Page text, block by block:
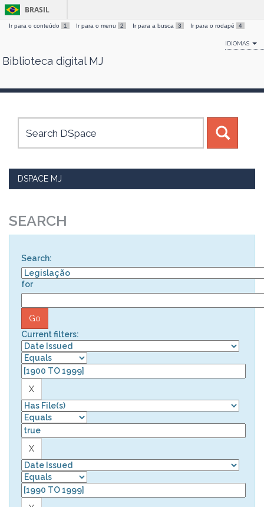
Skip
BRASIL
Ir para o conteúdo 1 Ir para o menu 2 Ir para a busca 3 Ir para o rodapé 4
IDIOMAS
Biblioteca digital MJ
DSPACE MJ
SEARCH
Search:
for
Current filters: